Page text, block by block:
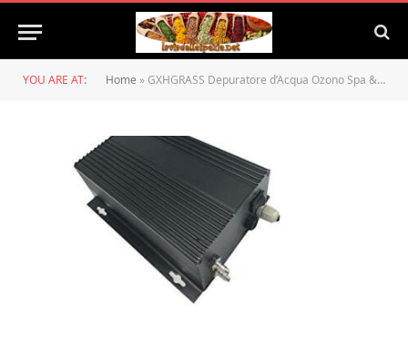
YOU ARE AT: Home » GXHGRASS Depuratore d’Acqua Ozono Spa & Pool Generatore d’ozono 220V 900Mg Ozonizzatore Purificatore d’Acqua per Piscina